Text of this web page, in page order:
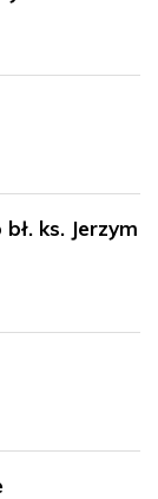
ks. Jerzym